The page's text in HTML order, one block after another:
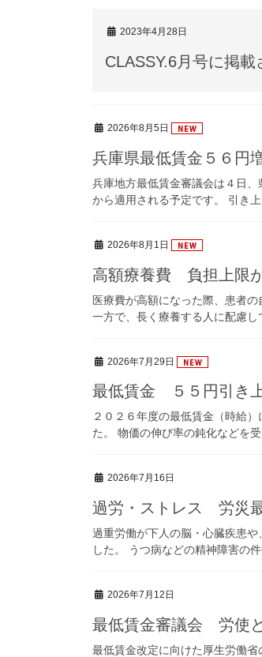
2023年4月28日
CLASSY.6月号に掲載
2026年8月5日
兵庫県最低賃金５６円
兵庫地方最低賃金審議会は４日
から適用される予定です。 引き
2026年8月1日
高額療養費 負担上限
医療費が高額になった際、患者
一方で、長く療養する人に配慮
2026年7月29日
最低賃金 ５５円引き
２０２６年度の最低賃金（時給
た。 物価の伸び率の鈍化などを
2026年7月16日
過労・ストレス 労災
過重労働が下人の脳・心臓疾患
した。 うつ病などの精神障害の
2026年7月12日
最低賃金審議会 労使
最低賃金改定に向けた厚生労働